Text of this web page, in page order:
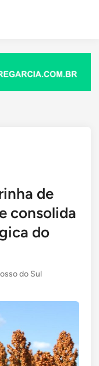
de
consolida
do
do Sul